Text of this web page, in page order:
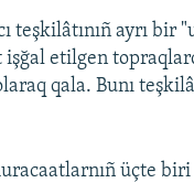
teşkilâtınıñ ayrı bir
etilgen
qala. Bunı
üçte